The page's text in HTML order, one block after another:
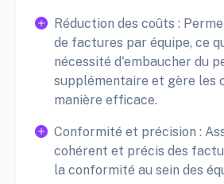
Réduction des coûts :
de factures par équipe, ce
nécessité d'embaucher du
supplémentaire et gère les
manière efficace.
Conformité et précision :
cohérent et précis des
la conformité au sein des